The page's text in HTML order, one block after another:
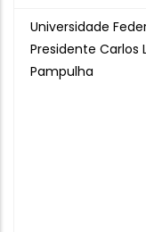
Universidade
Presidente Carlos
Pampulha